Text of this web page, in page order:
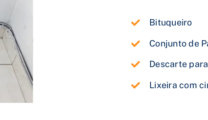
Bituqueiro
Conjunto de
Descarte
Lixeira com